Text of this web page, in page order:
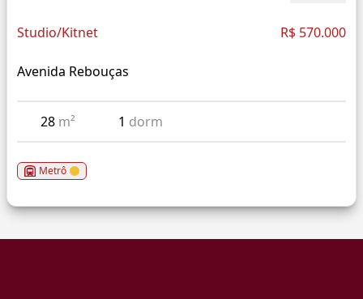
Studio/Kitnet R$ 570.000
Avenida Rebouças
28 m² 1 dorm
Metrô